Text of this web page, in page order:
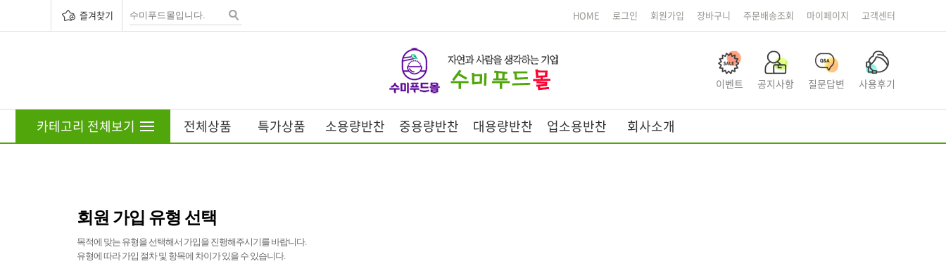
즐겨찾기 HOME 로그인 회원가입 장바구니 주문배송조회 마이페이지 고객센터
이벤트 공지사항 질문답변 사용후기
카테고리 전체보기 전체상품 특가상품 소용량반찬 중용량반찬 대용량반찬 업소용반찬 회사소개
회원 가입 유형 선택
목적에 맞는 유형을 선택해서 가입을 진행해주시기를 바랍니다.
유형에 따라 가입 절차 및 항목에 차이가 있을 수 있습니다.